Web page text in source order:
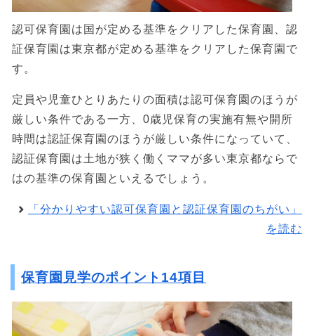
認可保育園は国が定める基準をクリアした保育園、認
証保育園は東京都が定める基準をクリアした保育園で
す。
定員や児童ひとりあたりの面積は認可保育園のほうが
厳しい条件である一方、0歳児保育の実施有無や開所
時間は認証保育園のほうが厳しい条件になっていて、
認証保育園は土地が狭く働くママが多い東京都ならで
はの基準の保育園といえるでしょう。
「分かりやすい認可保育園と認証保育園のちがい」
を読む
保育園見学のポイント14項目